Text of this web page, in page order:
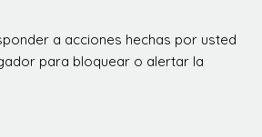
a acciones hechas por usted
para bloquear o alertar la